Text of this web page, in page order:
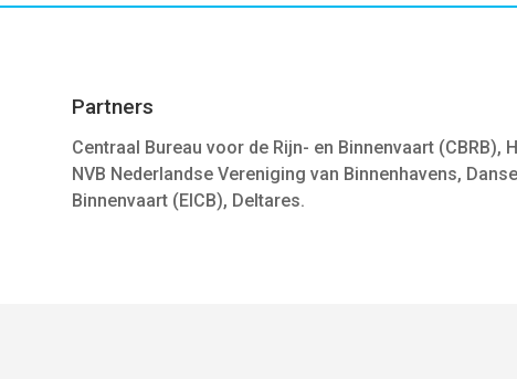
Partners
Centraal Bureau voor de Rijn- en Binnenvaart
NVB Nederlandse Vereniging van Binnenhavens,
Binnenvaart (EICB), Deltares.